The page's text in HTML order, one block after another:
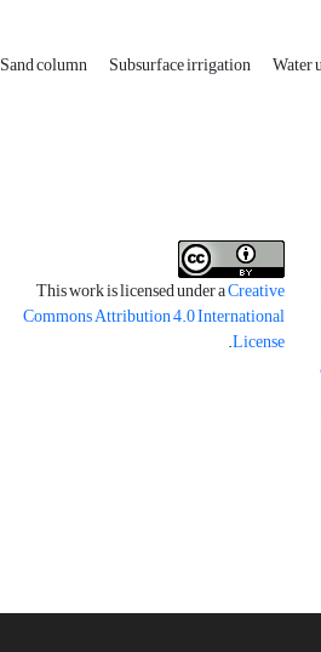
Sand column Subsurface irrigation Water
This work is licensed under aCreative
Commons Attribution 4.0 International
License
.